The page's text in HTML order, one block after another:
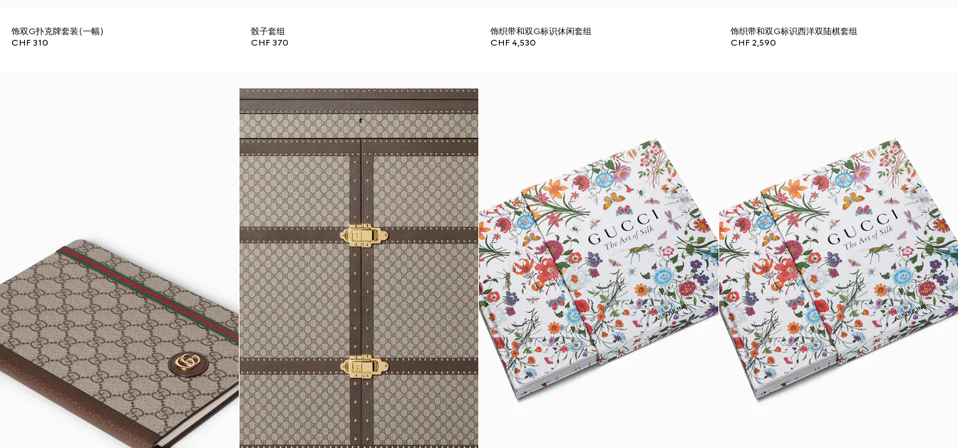
饰双G扑克牌套装(一幅)
CHF 310
骰子套组
CHF 370
饰织带和双G标识休闲套组
CHF 4,530
饰织带和双G标识西洋双陆棋套组
CHF 2,590